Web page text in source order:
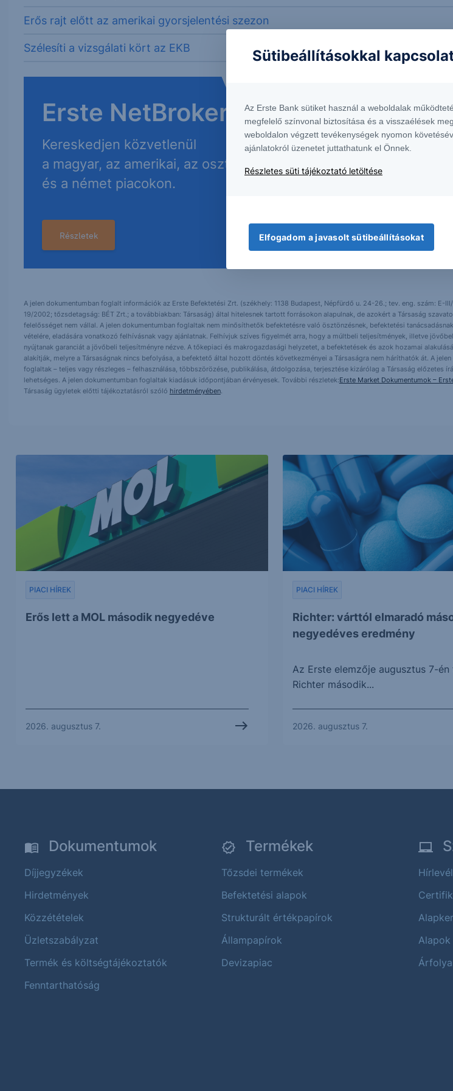
Erős rajt előtt az amerikai gyorsjelentési szezon
Szélesíti a vizsgálati kört az EKB
Erste NetBroker
Kereskedjen közvetlenül
a magyar, az amerikai, az osztrák
és a német piacokon.
Részletek
A jelen dokumentumban foglalt információk az Erste Befektetési Zrt. (székhely: 1138 Budapest, Népfürdő u. 24-26.; tev. eng. szám: E-
19/2002; tőzsdetagság: BÉT Zrt.; a továbbiakban: Társaság) által hitelesnek tartott forrásokon alapulnak, de azokért a Társaság
felelősséget nem vállal. A jelen dokumentumban foglaltak nem minősíthetők befektetésre való ösztönzésnek, befektetési
vételére, eladására vonatkozó felhívásnak vagy ajánlatnak. Felhívjuk szíves figyelmét arra, hogy a múltbeli teljesítmények, illetve
nyújtanak garanciát a jövőbeli teljesítményre nézve. A tőkepiaci és makrogazdasági helyzetet, a befektetések és azok hozamai
alakítják, melyre a Társaságnak nincs befolyása, a befektető által hozott döntés következményei a Társaságra nem háríthatók át. A
foglaltak – teljes vagy részleges – felhasználása, többszörözése, publikálása, átdolgozása, terjesztése kizárólag a Társaság előzetes
lehetséges. A jelen dokumentumban foglaltak kiadásuk időpontjában érvényesek. További részletek:Erste Market Dokumentumok –
Társaság ügyletek előtti tájékoztatásról szóló hirdetményében.
Erős lett a MOL második negyedéve
PIACI HÍREK
2026. augusztus 7.
Richter: várttól elmaradó
negyedéves eredmény
PIACI HÍREK
Az Erste elemzője augusztus 7-
Richter második...
2026. augusztus 7.
Dokumentumok
Díjjegyzékek
Hirdetmények
Közzétételek
Üzletszabályzat
Termék és költségtájékoztatók
Fenntarthatóság
Termékek
Tőzsdei termékek
Befektetési alapok
Strukturált értékpapírok
Állampapírok
Devizapiac
Alapok
Sütibeállításokkal
Az Erste Bank sütiket használ a weboldalak
megfelelő színvonal biztosítása és a visszaélések
weboldalon végzett tevékenységek nyomon
ajánlatokról üzenetet juttathatunk el Önnek.
Részletes süti tájékoztató letöltése
Elfogadom a javasolt sütibeállításokat